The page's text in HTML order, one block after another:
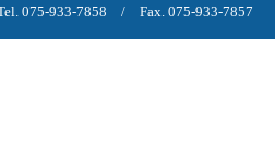
075-933-7858 / Fax. 075-933-7857